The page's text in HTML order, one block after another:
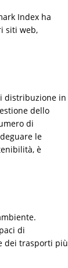
Index ha
siti web,
distribuzione in
dello
di
le
è
di
dei trasporti più